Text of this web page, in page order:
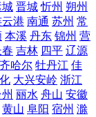
城 晋城 忻州 朔州
港 南通 苏州 常
本溪 丹东 锦州 营
吉林 四平 辽源
哈尔 牡丹江 佳
大兴安岭 浙江
丽水 舟山 安徽
黄山 阜阳 宿州 滁